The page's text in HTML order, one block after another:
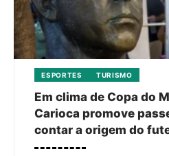
ESPORTES TURISMO
Em clima de Copa do
Carioca promove
contar a origem do